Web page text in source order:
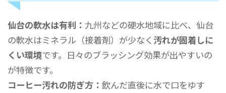
仙台の軟水は有利： 九州などの硬水地域に比べ、仙台
の軟水はミネラル（接着剤）が少なく 汚れが固着しに
くい環境です。日々のブラッシング効果が出やすいの
が特徴です。
コーヒー汚れの防ぎ方：飲んだ直後に水で口をゆす